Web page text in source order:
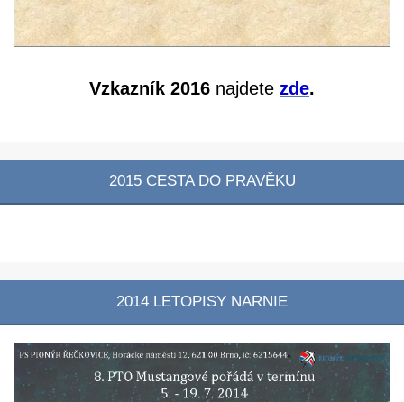
Vzkazník 2016 najdete zde.
2015 CESTA DO PRAVĚKU
2014 LETOPISY NARNIE